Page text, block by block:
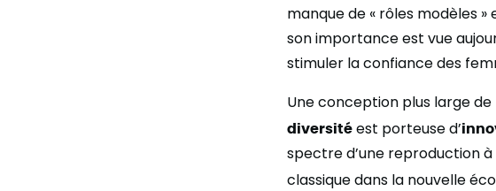
manque de « rôles modèles
son importance est vue
stimuler la confiance des
Une conception plus large
diversité est porteuse d’
spectre d’une reproduction
classique dans la nouvelle